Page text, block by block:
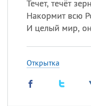
Течет, течёт
Накормит всю
И целый мир,
Открытка